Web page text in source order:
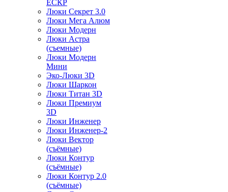
ЕСКР
Люки Секрет 3.0
Люки Мега Алюм
Люки Модерн
Люки Астра
(съемные)
Люки Модерн
Мини
Эко-Люки 3D
Люки Шаркон
Люки Титан 3D
Люки Премиум
3D
Люки Инженер
Люки Инженер-2
Люки Вектор
(съёмные)
Люки Контур
(съёмные)
Люки Контур 2.0
(съёмные)